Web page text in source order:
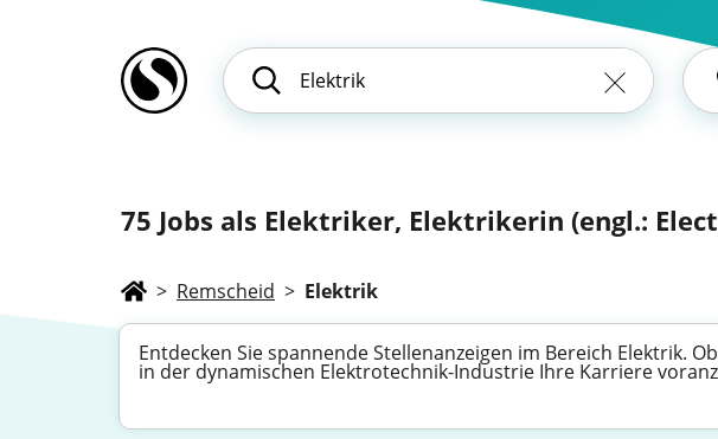
75 Jobs als Elektriker, Elektrikerin (engl.:
> Remscheid > Elektrik
Entdecken Sie spannende Stellenanzeigen im Bereich Elektrik.
in der dynamischen Elektrotechnik-Industrie Ihre Karriere